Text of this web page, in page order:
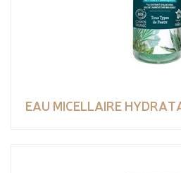
EAU MICELLAIRE